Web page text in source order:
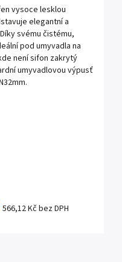
566,12 Kč bez DPH
vysoce lesklou
elegantní a
svému čistému,
pod umyvadla na
není sifon zakrytý
umyvadlovou výpusť